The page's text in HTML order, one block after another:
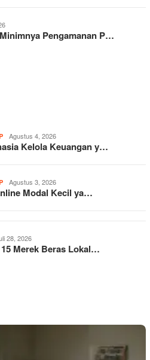
Pengamanan P…
Agustus 4, 2026
Kelola Keuangan y…
Agustus 3, 2026
Modal Kecil ya…
28, 2026
Merek Beras Lokal…